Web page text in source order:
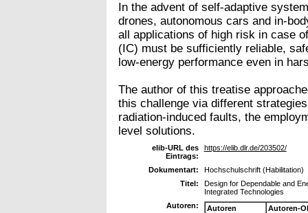
In the advent of self-adaptive
drones, autonomous cars and in-
all applications of high risk in case
(IC) must be sufficiently reliable,
low-energy performance even in
The author of this treatise
this challenge via different
radiation-induced faults, the
level solutions.
elib-URL des
Eintrags:
https://elib.dlr.de/203502/
Dokumentart:
Hochschulschrift (Habilitation)
Titel:
Design for Dependable and
Integrated Technologies
Autoren:
Autoren
Autoren-